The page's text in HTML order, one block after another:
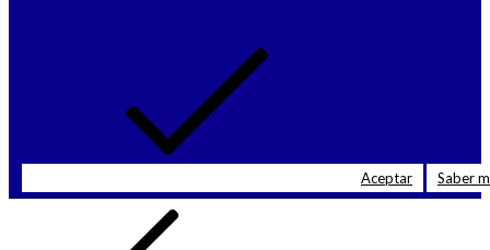
Aceptar Saber